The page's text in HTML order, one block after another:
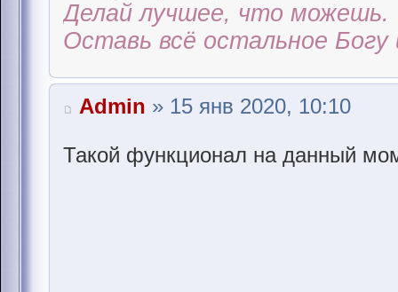
Делай лучшее, что можешь.
Оставь всё остальное Богу
Admin » 15 янв 2020, 10:10
Такой функционал на данный